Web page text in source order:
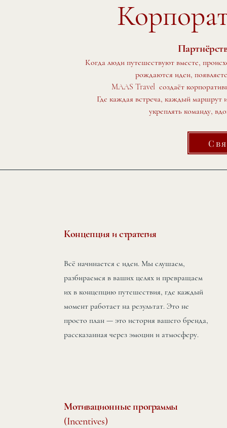
Когда люди путешествуют вместе,
рождаются идеи,
MAAS Travel создаёт
Где каждая встреча, каждый
укреплять команду,
Концепция и стратегия
Всё начинается с идеи. Мы слушаем,
разбираемся в ваших целях и превращаем
их в концепцию путешествия, где каждый
момент работает на результат. Это не
просто план — это история вашего бренда,
рассказанная через эмоции и атмосферу.
Мотивационные программы
(Incentives)